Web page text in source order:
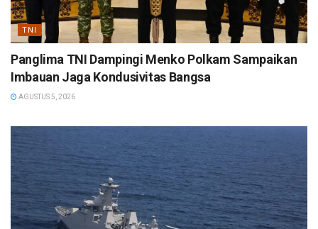
TNI
Panglima TNI Dampingi Menko Polkam Sampaikan
Imbauan Jaga Kondusivitas Bangsa
AGUSTUS 5, 2026